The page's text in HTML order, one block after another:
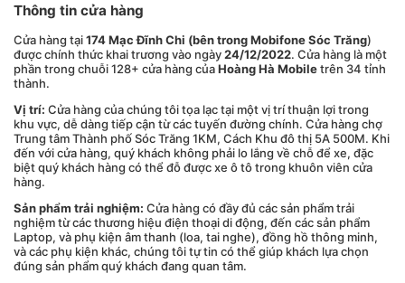
Thông tin cửa hàng
Cửa hàng tại174 Mạc Đĩnh Chi (bên trong Mobifone Sóc Trăng)
được chính thức khai trương vào ngày24/12/2022. Cửa hàng là một
phần trong chuỗi 128+ cửa hàng củaHoàng Hà Mobiletrên 34 tỉnh
thành.
Vị trí: Cửa hàng của chúng tôi tọa lạc tại một vị trí thuận lợi trong
khu vực, dễ dàng tiếp cận từ các tuyến đường chính. Cửa hàng chợ
Trung tâm Thành phố Sóc Trăng 1KM, Cách Khu đô thị 5A 500M. Khi
đến với cửa hàng, quý khách không phải lo lắng về chỗ để xe, đặc
biệt quý khách hàng có thể đỗ được xe ô tô trong khuôn viên cửa
hàng.
Sản phẩm trải nghiệm: Cửa hàng có đầy đủ các sản phẩm trải
nghiệm từ các thương hiệu điện thoại di động, đến các sản phẩm
Laptop, và phụ kiện âm thanh (loa, tai nghe), đồng hồ thông minh,
và các phụ kiện khác, chúng tôi tự tin có thể giúp khách lựa chọn
đúng sản phẩm quý khách đang quan tâm.